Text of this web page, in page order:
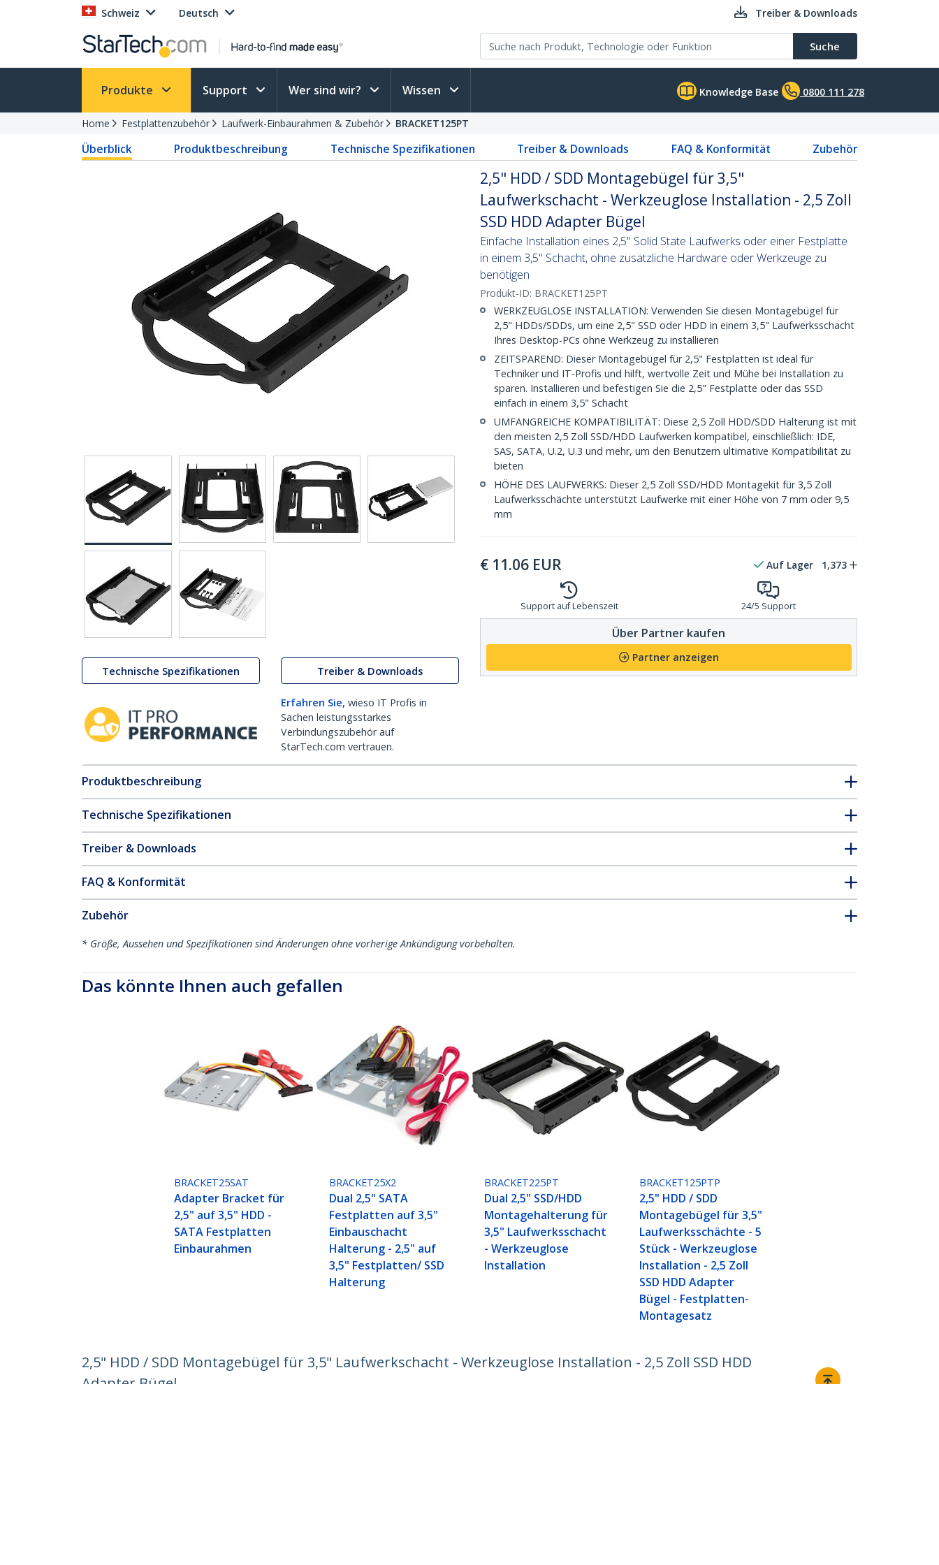
Schweiz Deutsch Treiber & Downloads
Suche
Produkte Support Wer sind wir? Wissen Knowledge Base 0800 111 278
Home Festplattenzubehör Laufwerk-Einbaurahmen & Zubehör BRACKET125PT
Überblick Produktbeschreibung Technische Spezifikationen Treiber & Downloads FAQ & Konformität Zubehör
Technische Spezifikationen Treiber & Downloads
Erfahren Sie, wieso IT Profis in
Sachen leistungsstarkes
Verbindungszubehör auf
StarTech.com vertrauen.
2,5" HDD / SDD Montagebügel für 3,5"
Laufwerkschacht - Werkzeuglose Installation - 2,5 Zoll
SSD HDD Adapter Bügel
Einfache Installation eines 2,5" Solid State Laufwerks oder einer Festplatte
in einem 3,5" Schacht, ohne zusätzliche Hardware oder Werkzeuge zu
benötigen
Produkt-ID: BRACKET125PT
WERKZEUGLOSE INSTALLATION: Verwenden Sie diesen Montagebügel für
2,5" HDDs/SDDs, um eine 2,5" SSD oder HDD in einem 3,5" Laufwerksschacht
Ihres Desktop-PCs ohne Werkzeug zu installieren
ZEITSPAREND: Dieser Montagebügel für 2,5" Festplatten ist ideal für
Techniker und IT-Profis und hilft, wertvolle Zeit und Mühe bei Installation zu
sparen. Installieren und befestigen Sie die 2,5" Festplatte oder das SSD
einfach in einem 3,5" Schacht
UMFANGREICHE KOMPATIBILITÄT: Diese 2,5 Zoll HDD/SDD Halterung ist mit
den meisten 2,5 Zoll SSD/HDD Laufwerken kompatibel, einschließlich: IDE,
SAS, SATA, U.2, U.3 und mehr, um den Benutzern ultimative Kompatibilität zu
bieten
HÖHE DES LAUFWERKS: Dieser 2,5 Zoll SSD/HDD Montagekit für 3,5 Zoll
Laufwerksschächte unterstützt Laufwerke mit einer Höhe von 7 mm oder 9,5
mm
€ 11.06 EUR Auf Lager 1,373
Support auf Lebenszeit 24/5 Support
Über Partner kaufen
Partner anzeigen
Produktbeschreibung
Technische Spezifikationen
Treiber & Downloads
FAQ & Konformität
Zubehör
* Größe, Aussehen und Spezifikationen sind Änderungen ohne vorherige Ankündigung vorbehalten.
Das könnte Ihnen auch gefallen
BRACKET25SAT
Adapter Bracket für
2,5" auf 3,5" HDD -
SATA Festplatten
Einbaurahmen
BRACKET25X2
Dual 2,5" SATA
Festplatten auf 3,5"
Einbauschacht
Halterung - 2,5" auf
3,5" Festplatten/ SSD
Halterung
BRACKET225PT
Dual 2,5" SSD/HDD
Montagehalterung für
3,5" Laufwerksschacht
- Werkzeuglose
Installation
BRACKET125PTP
2,5" HDD / SDD
Montagebügel für 3,5"
Laufwerksschächte - 5
Stück - Werkzeuglose
Installation - 2,5 Zoll
SSD HDD Adapter
Bügel - Festplatten-
Montagesatz
2,5" HDD / SDD Montagebügel für 3,5" Laufwerkschacht - Werkzeuglose Installation - 2,5 Zoll SSD HDD
Adapter Bügel